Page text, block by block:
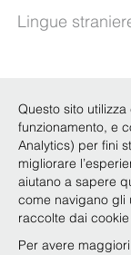
Lingue
Qualifiche
Questo sito
funzionamento, e
Analytics) per fini
migliorare
aiutano a sapere
come navigano gli
raccolte dai
Per avere